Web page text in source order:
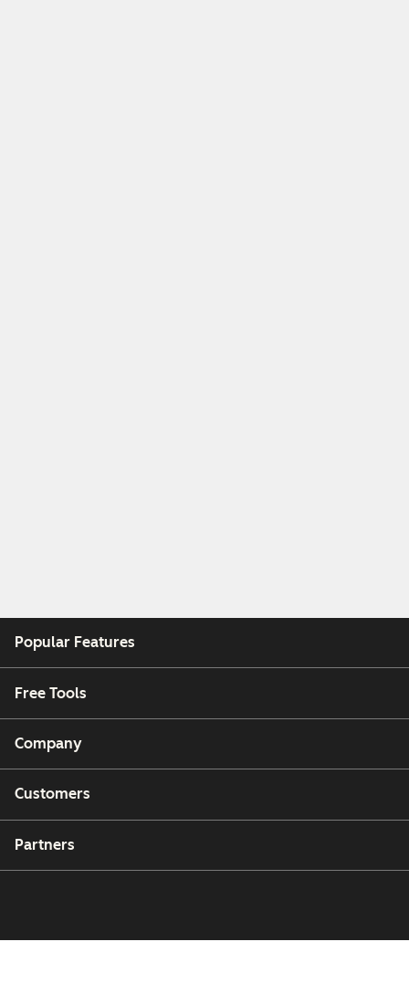
Popular Features
Free Tools
Company
Customers
Partners